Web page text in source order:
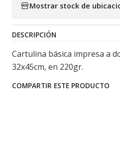
Mostrar stock de
DESCRIPCIÓN
Cartulina básica impresa a
32x45cm, en 220gr.
COMPARTIR ESTE PRODUCTO